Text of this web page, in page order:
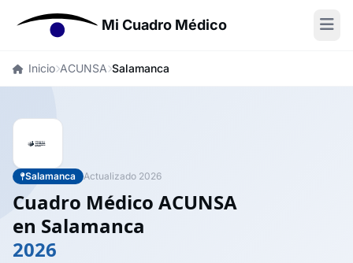
Mi Cuadro Médico
Inicio ACUNSA Salamanca
Salamanca Actualizado 2026
Cuadro Médico ACUNSA
en Salamanca
2026